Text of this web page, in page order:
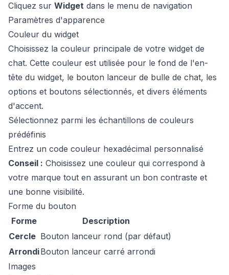
Cliquez sur Widget dans le menu de navigation
Paramètres d'apparence
Couleur du widget
Choisissez la couleur principale de votre widget de
chat. Cette couleur est utilisée pour le fond de l'en-
tête du widget, le bouton lanceur de bulle de chat, les
options et boutons sélectionnés, et divers éléments
d'accent.
Sélectionnez parmi les échantillons de couleurs
prédéfinis
Entrez un code couleur hexadécimal personnalisé
Conseil : Choisissez une couleur qui correspond à
votre marque tout en assurant un bon contraste et
une bonne visibilité.
Forme du bouton
Forme
Description
Cercle Bouton lanceur rond (par défaut)
ArrondiBouton lanceur carré arrondi
Images